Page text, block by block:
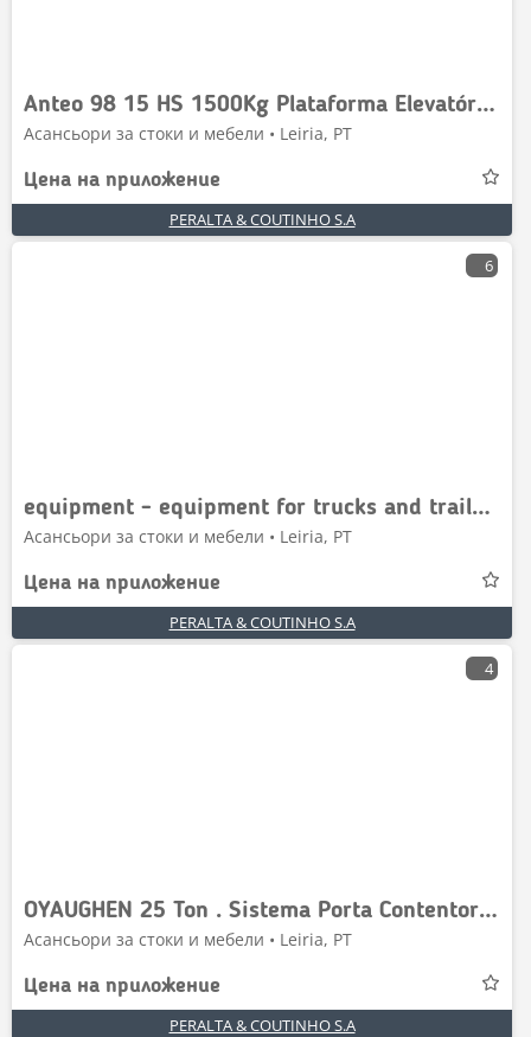
Anteo 98 15 HS 1500Kg Plataforma Elevatória Anteo 98 15
Асансьори за стоки и мебели • Leiria, PT
Цена на приложение
PERALTA & COUTINHO S.A
6
equipment - equipment for trucks and trailers - ta
Асансьори за стоки и мебели • Leiria, PT
Цена на приложение
PERALTA & COUTINHO S.A
4
OYAUGHEN 25 Ton . Sistema Porta Contentores de Gan
Асансьори за стоки и мебели • Leiria, PT
Цена на приложение
PERALTA & COUTINHO S.A